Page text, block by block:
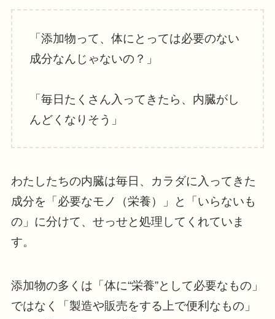
「添加物って、体にとっては必要のない
成分なんじゃないの？」
「毎日たくさん入ってきたら、内臓がし
んどくなりそう」
わたしたちの内臓は毎日、カラダに入ってきた
成分を「必要なモノ（栄養）」と「いらないも
の」に分けて、せっせと処理してくれていま
す。
添加物の多くは「体に“栄養”として必要なもの」
ではなく「製造や販売をする上で便利なもの」